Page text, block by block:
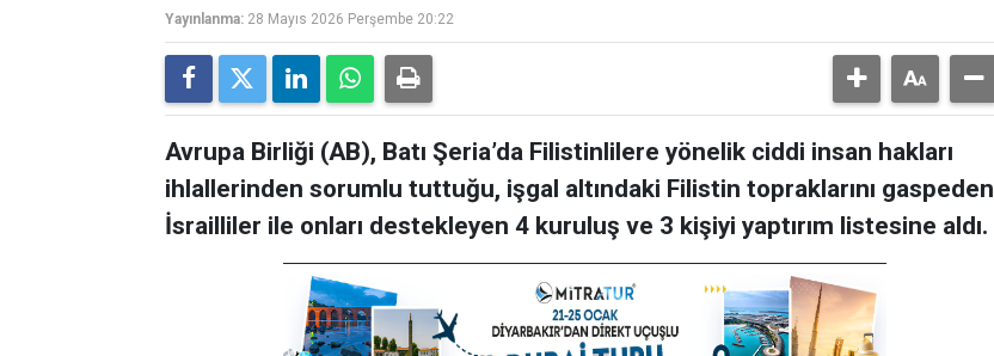
Yayınlanma: 28 Mayıs 2026 Perşembe 20:22
Avrupa Birliği (AB), Batı Şeria’da Filistinlilere yönelik ciddi insan hakları
ihlallerinden sorumlu tuttuğu, işgal altındaki Filistin topraklarını gaspeden
İsrailliler ile onları destekleyen 4 kuruluş ve 3 kişiyi yaptırım listesine aldı.